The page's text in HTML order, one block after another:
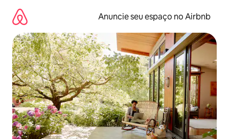
para
conteúdo
Anuncie seu espaço no Airbnb